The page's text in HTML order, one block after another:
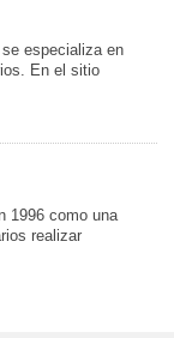
especializa en
En el sitio
1996 como una
realizar